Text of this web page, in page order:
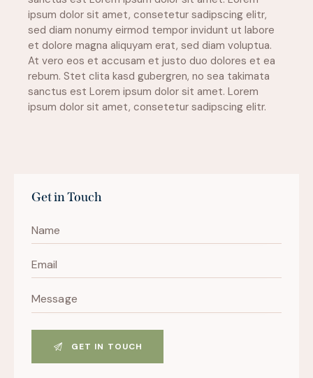
ipsum dolor sit amet, consetetur sadipscing elitr,
sed diam nonumy eirmod tempor invidunt ut labore
et dolore magna aliquyam erat, sed diam voluptua.
At vero eos et accusam et justo duo dolores et ea
rebum. Stet clita kasd gubergren, no sea takimata
sanctus est Lorem ipsum dolor sit amet. Lorem
ipsum dolor sit amet, consetetur sadipscing elitr.
Get in Touch